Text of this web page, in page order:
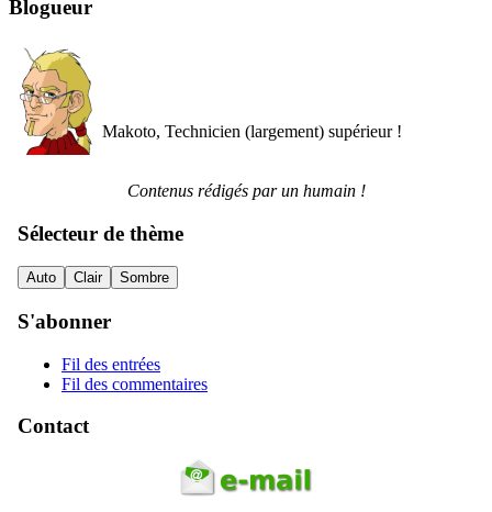
Blogueur
Makoto, Technicien (largement) supérieur !
Contenus rédigés par un humain !
Sélecteur de thème
Auto Clair Sombre
S'abonner
Fil des entrées
Fil des commentaires
Contact